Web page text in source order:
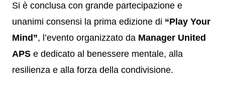
Si è conclusa con grande partecipazione e
unanimi consensi la prima edizione di “Play Your
Mind”, l’evento organizzato da Manager United
APS e dedicato al benessere mentale, alla
resilienza e alla forza della condivisione.